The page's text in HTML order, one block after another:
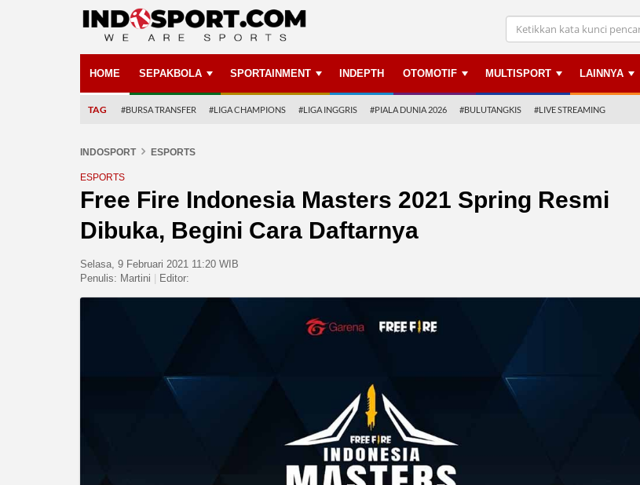
HOME SEPAKBOLA SPORTAINMENT INDEPTH OTOMOTIF MULTISPORT LAINNYA
TAG #BURSA TRANSFER #LIGA CHAMPIONS #LIGA INGGRIS #PIALA DUNIA 2026 #BULUTANGKIS #LIVE STREAMING
INDOSPORT ESPORTS
ESPORTS
Free Fire Indonesia Masters 2021 Spring Resmi
Dibuka, Begini Cara Daftarnya
Selasa, 9 Februari 2021 11:20 WIB
Penulis: Martini Editor: